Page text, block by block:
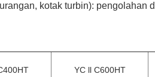
kotak turbin): pengolahan
YC ll C600HT